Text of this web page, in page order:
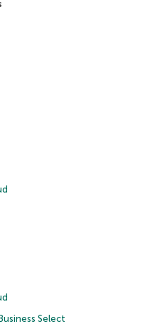
Select